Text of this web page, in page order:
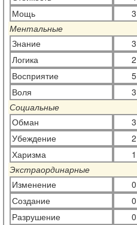
Мощь
3
Ментальные
Знание
3
Логика
2
Восприятие
5
Воля
3
Социальные
Обман
3
Убеждение
2
Харизма
1
Экстраординарные
Изменение
0
Создание
0
Разрушение
0